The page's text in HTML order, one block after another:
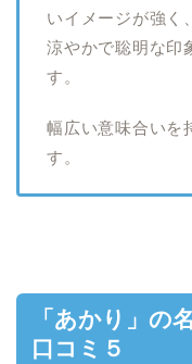
いイメージが強く
涼やかで聡明な印
す。
幅広い意味合いを
す。
「あかり」の
口コミ５